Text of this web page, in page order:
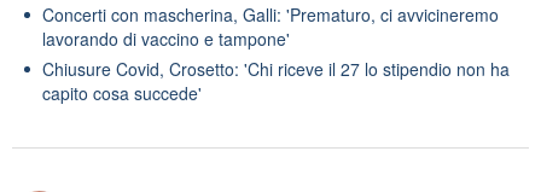
Concerti con mascherina, Galli: 'Prematuro, ci avvicineremo
lavorando di vaccino e tampone'
Chiusure Covid, Crosetto: 'Chi riceve il 27 lo stipendio non ha
capito cosa succede'